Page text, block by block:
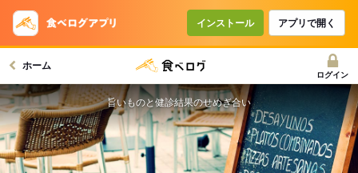
インストール アプリで開く
ホーム
ログイン
旨いものと健診結果のせめぎ合い